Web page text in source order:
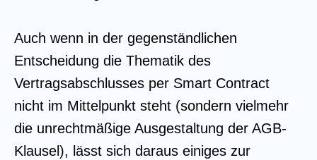
Auch wenn in der gegenständlichen
Entscheidung die Thematik des
Vertragsabschlusses per Smart Contract
nicht im Mittelpunkt steht (sondern vielmehr
die unrechtmäßige Ausgestaltung der AGB-
Klausel), lässt sich daraus einiges zur